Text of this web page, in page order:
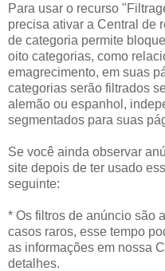
Para usar o recurso
precisa ativar a Central de
de categoria permite
oito categorias, como
emagrecimento, em suas
categorias serão filtrados
alemão ou espanhol,
segmentados para suas
Se você ainda observar
site depois de ter usado
seguinte:
* Os filtros de anúncio são
casos raros, esse tempo
as informações em nossa
detalhes.